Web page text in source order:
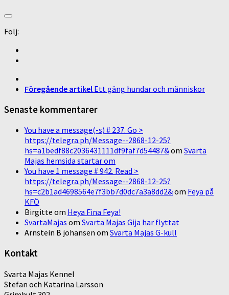
Följ:
Föregående artikel Ett gäng hundar och människor
Senaste kommentarer
You have a message(-s) # 237. Go >
https://telegra.ph/Message--2868-12-25?
hs=a1bedf88c2036431111df9faf7d54487&om Svarta
Majas hemsida startar om
You have 1 message # 942. Read >
https://telegra.ph/Message--2868-12-25?
hs=c2b1ad4698564e7f3bb7d0dc7a3a8dd2&om Feya på
KFÖ
Birgitte om Heya Fina Feya!
SvartaMajas om Svarta Majas Gija har flyttat
Arnstein B johansen om Svarta Majas G-kull
Kontakt
Svarta Majas Kennel
Stefan och Katarina Larsson